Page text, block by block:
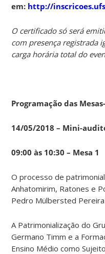
em: http://
O certificado só será
com presença registrada
carga horária total do
Programação das
14/05/2018 – Mini-
09:00 às 10:30 – Mesa 1
O processo de
Anhatomirim, Ratones e
Pedro Mülbersted
A Patrimonialização do
Germano Timm e a
Ensino Médio como